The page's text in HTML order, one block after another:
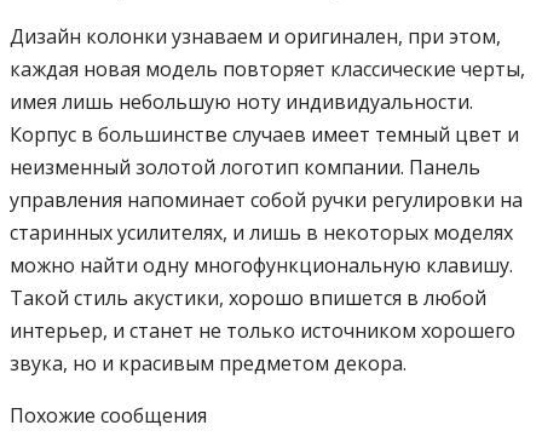
Дизайн колонки узнаваем и оригинален, при этом,
каждая новая модель повторяет классические черты,
имея лишь небольшую ноту индивидуальности.
Корпус в большинстве случаев имеет темный цвет и
неизменный золотой логотип компании. Панель
управления напоминает собой ручки регулировки на
старинных усилителях, и лишь в некоторых моделях
можно найти одну многофункциональную клавишу.
Такой стиль акустики, хорошо впишется в любой
интерьер, и станет не только источником хорошего
звука, но и красивым предметом декора.
Похожие сообщения